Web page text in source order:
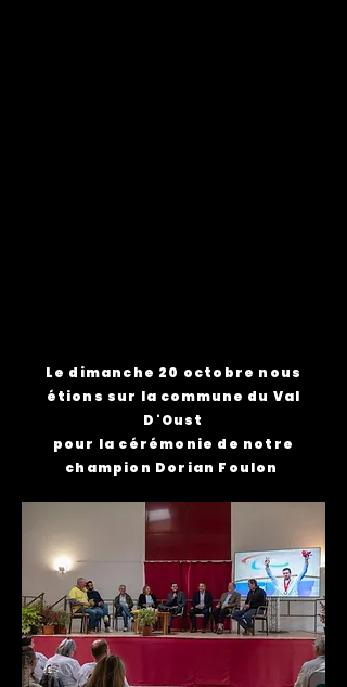
Le dimanche 20 octobre nous
étions sur la commune du Val
D'Oust
pour la cérémonie de notre
champion Dorian Foulon